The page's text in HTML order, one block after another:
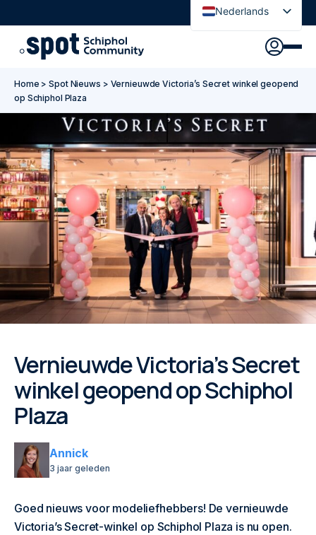
Nederlands
English
Ontdek
Agenda
Over Spot
Nieuws
Sign in
Spot Pas
Home >Spot Nieuws > Vernieuwde Victoria’s Secret winkel geopend
op Schiphol Plaza
Vernieuwde Victoria’s Secret
winkel geopend op Schiphol
Plaza
Annick
3 jaar geleden
Goed nieuws voor modeliefhebbers! De vernieuwde
Victoria’s Secret-winkel op Schiphol Plaza is nu open.